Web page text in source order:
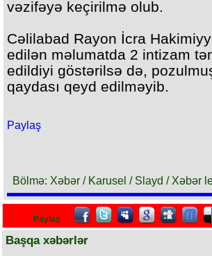
vəzifəyə keçirilmə olub.
Cəlilabad Rayon İcra
edilən məlumatda 2 intizam
edildiyi göstərilsə də,
qaydası qeyd edilməyib.
Paylaş
Bölmə: Xəbər / Karusel / Slayd / Xəbər
Paylaş
Başqa xəbərlər